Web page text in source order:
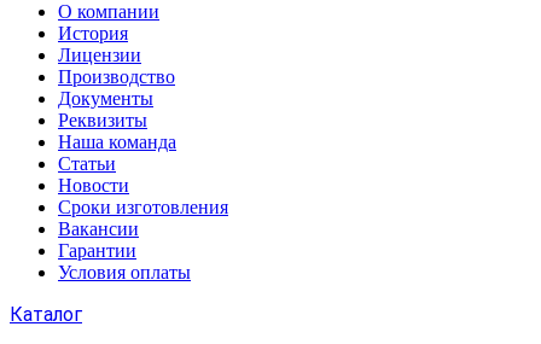
О компании
История
Лицензии
Производство
Документы
Реквизиты
Наша команда
Статьи
Новости
Сроки изготовления
Вакансии
Гарантии
Условия оплаты
Каталог